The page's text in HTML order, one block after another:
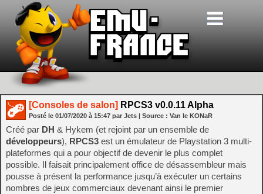
[Consoles de salon] RPCS3 v0.0.11 Alpha
Posté le 01/07/2020 à 15:47 par Jets | Source : Van le KONaR
Créé par DH & Hykem (et rejoint par un ensemble de
développeurs), RPCS3 est un émulateur de Playstation 3 multi-
plateformes qui a pour objectif de devenir le plus complet
possible. Il faisait principalement office de désassembleur mais
pousse à présent la performance jusqu’à exécuter un certains
nombres de jeux commerciaux devenant ainsi le premier